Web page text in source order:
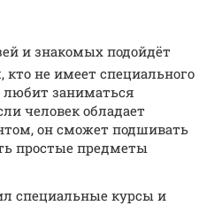
и знакомых подойдёт
не имеет специального
любит заниматься
человек обладает
он сможет подшивать
простые предметы
специальные курсы и